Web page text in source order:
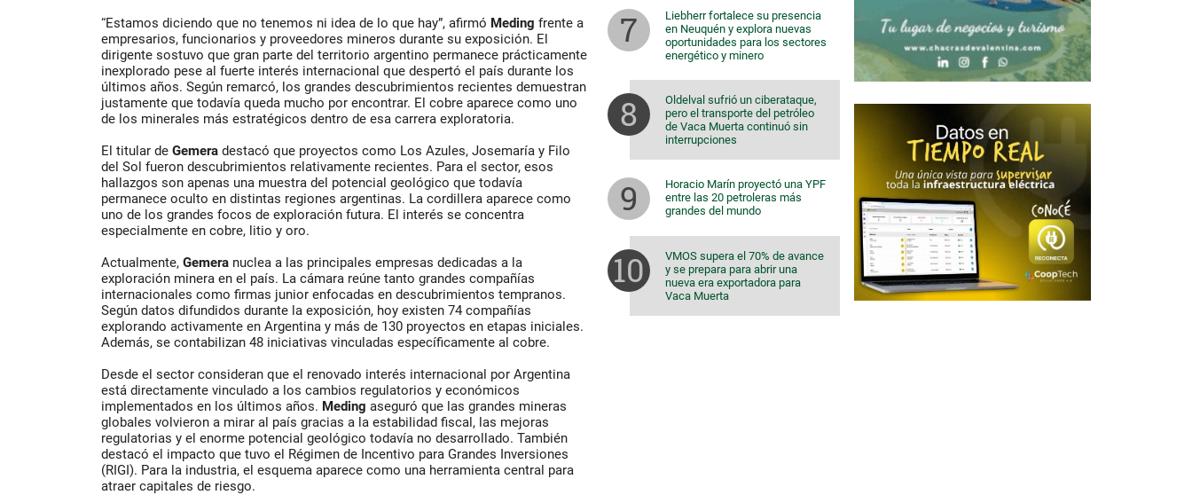
“Estamos diciendo que no tenemos ni idea de lo que hay”, afirmó Meding frente a
empresarios, funcionarios y proveedores mineros durante su exposición. El
dirigente sostuvo que gran parte del territorio argentino permanece prácticamente
inexplorado pese al fuerte interés internacional que despertó el país durante los
últimos años. Según remarcó, los grandes descubrimientos recientes demuestran
justamente que todavía queda mucho por encontrar. El cobre aparece como uno
de los minerales más estratégicos dentro de esa carrera exploratoria.
El titular de Gemera destacó que proyectos como Los Azules, Josemaría y Filo
del Sol fueron descubrimientos relativamente recientes. Para el sector, esos
hallazgos son apenas una muestra del potencial geológico que todavía
permanece oculto en distintas regiones argentinas. La cordillera aparece como
uno de los grandes focos de exploración futura. El interés se concentra
especialmente en cobre, litio y oro.
Actualmente, Gemera nuclea a las principales empresas dedicadas a la
exploración minera en el país. La cámara reúne tanto grandes compañías
internacionales como firmas junior enfocadas en descubrimientos tempranos.
Según datos difundidos durante la exposición, hoy existen 74 compañías
explorando activamente en Argentina y más de 130 proyectos en etapas iniciales.
Además, se contabilizan 48 iniciativas vinculadas específicamente al cobre.
Desde el sector consideran que el renovado interés internacional por Argentina
está directamente vinculado a los cambios regulatorios y económicos
implementados en los últimos años. Meding aseguró que las grandes mineras
globales volvieron a mirar al país gracias a la estabilidad fiscal, las mejoras
regulatorias y el enorme potencial geológico todavía no desarrollado. También
destacó el impacto que tuvo el Régimen de Incentivo para Grandes Inversiones
(RIGI). Para la industria, el esquema aparece como una herramienta central para
atraer capitales de riesgo.
Liebherr fortalece su presencia
en Neuquén y explora nuevas
oportunidades para los sectores
energético y minero
Oldelval sufrió un ciberataque,
pero el transporte del petróleo
de Vaca Muerta continuó sin
interrupciones
Horacio Marín proyectó una YPF
entre las 20 petroleras más
grandes del mundo
VMOS supera el 70% de avance
y se prepara para abrir una
nueva era exportadora para
Vaca Muerta